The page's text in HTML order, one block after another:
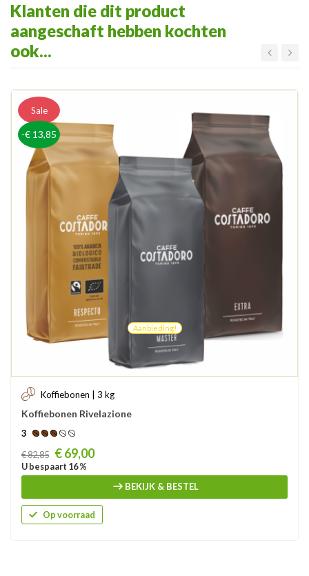
Klanten die dit product
aangeschaft hebben kochten
ook...
Sale
-€ 13,85
Aanbieding!
Koffiebonen | 3 kg
Koffiebonen Rivelazione
3
Prijs
€ 82,85 € 69,00
U bespaart 16 %
BEKIJK & BESTEL
Op voorraad